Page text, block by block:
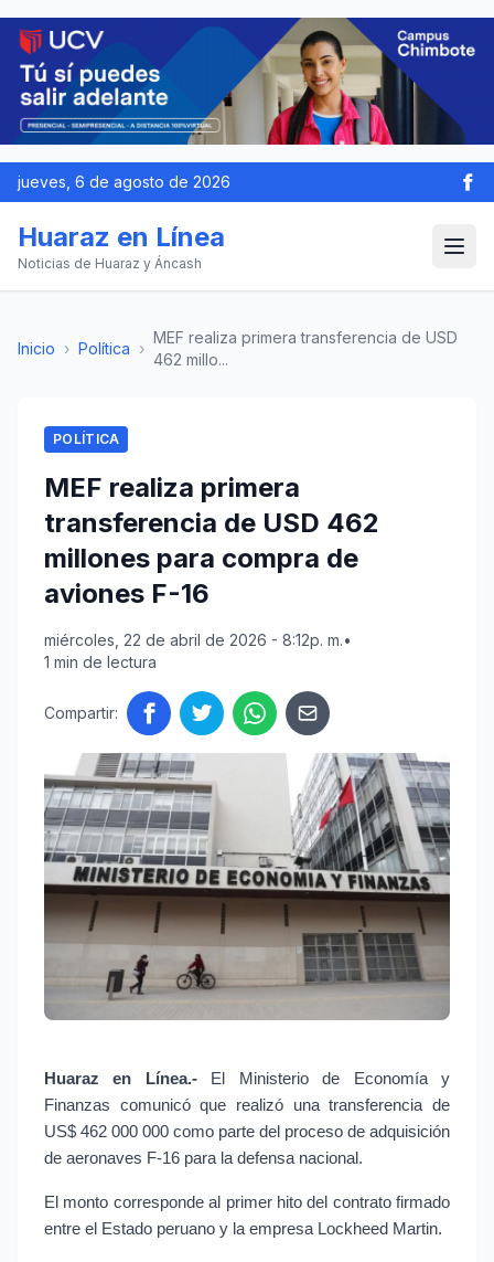
jueves, 6 de agosto de 2026
Huaraz en Línea
Noticias de Huaraz y Áncash
Inicio › Política ›
MEF realiza primera transferencia de USD
462 millo...
POLÍTICA
MEF realiza primera
transferencia de USD 462
millones para compra de
aviones F-16
miércoles, 22 de abril de 2026 - 8:12p. m.•
1 min de lectura
Compartir:
Huaraz en Línea.-
El Ministerio de Economía y
Finanzas comunicó que realizó una transferencia de
US$ 462 000 000 como parte del proceso de adquisición
de aeronaves F-16 para la defensa nacional.
El monto corresponde al primer hito del contrato firmado
entre el Estado peruano y la empresa Lockheed Martin.